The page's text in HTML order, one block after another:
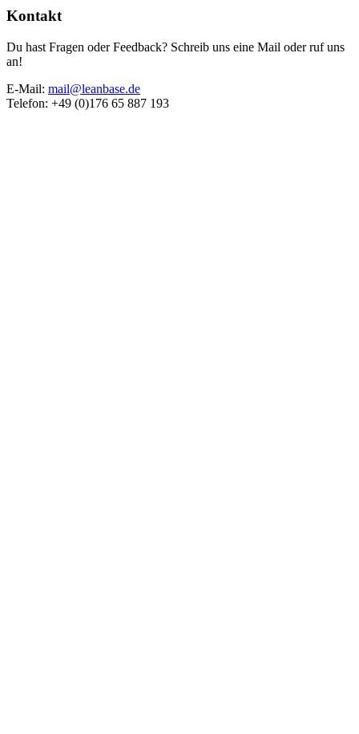
Kontakt
Du hast Fragen oder Feedback? Schreib uns eine Mail oder ruf uns
an!
E-Mail: mail@leanbase.de
Telefon: +49 (0)176 65 887 193